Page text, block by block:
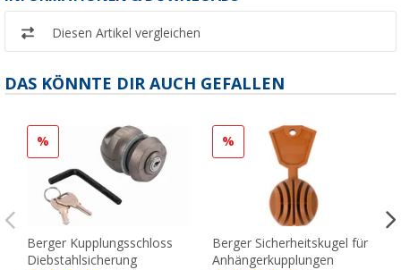
Diesen Artikel vergleichen
DAS KÖNNTE DIR AUCH GEFALLEN
%
Berger Kupplungsschloss
Diebstahlsicherung
%
Berger Sicherheitskugel für
Anhängerkupplungen